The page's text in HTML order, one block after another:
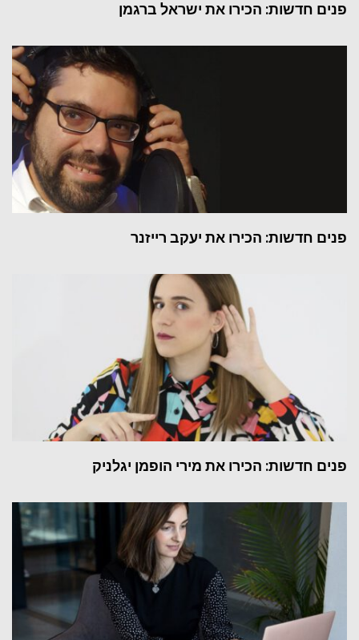
פנים חדשות: הכירו את ישראל ברגמן
פנים חדשות: הכירו את יעקב רייזנר
פנים חדשות: הכירו את מירי הופמן יגלניק